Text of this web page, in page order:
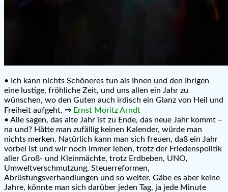
• Ich kann nichts Schöneres tun als Ihnen und den Ihrigen
eine lustige, fröhliche Zeit, und uns allen ein Jahr zu
wünschen, wo den Guten auch irdisch ein Glanz von Heil und
Freiheit aufgeht. ⇒ Ernst Moritz Arndt
• Alle sagen, das alte Jahr ist zu Ende, das neue Jahr kommt –
na und? Hätte man zufällig keinen Kalender, würde man
nichts merken. Natürlich kann man sich freuen, daß ein Jahr
vorbei ist und wir noch immer leben, trotz der Friedenspolitik
aller Groß- und Kleinmächte, trotz Erdbeben, UNO,
Umweltverschmutzung, Steuerreformen,
Abrüstungsverhandlungen und so weiter. Gäbe es aber keine
Jahre, könnte man sich darüber jeden Tag, ja jede Minute